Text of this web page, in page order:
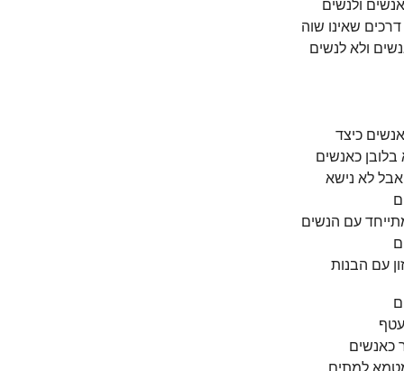
ולנשים
דרכים שאינו שוה
ולא לנשים
כיצד
כאנשים
אבל לא נישא
מתייחד עם הנשים
עם הבנות
כאנשים
מטמא למתים